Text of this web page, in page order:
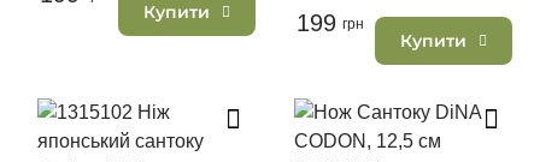
Купити 199 грн
Купити